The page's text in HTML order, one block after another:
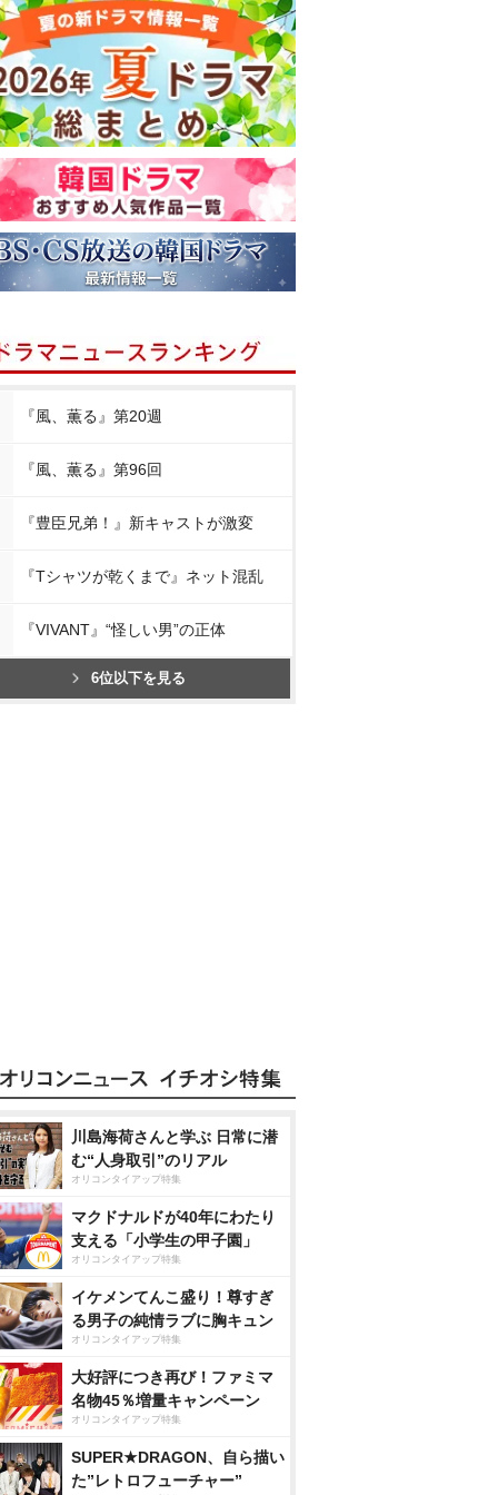
『風、薫る』第20週
『風、薫る』第96回
『豊臣兄弟！』新キャストが激変
『Tシャツが乾くまで』ネット混乱
『VIVANT』“怪しい男”の正体
6位以下を見る
川島海荷さんと学ぶ 日常に潜
む“人身取引”のリアル
オリコンタイアップ特集
マクドナルドが40年にわたり
支える「小学生の甲子園」
オリコンタイアップ特集
イケメンてんこ盛り！尊すぎ
る男子の純情ラブに胸キュン
オリコンタイアップ特集
大好評につき再び！ファミマ
名物45％増量キャンペーン
オリコンタイアップ特集
SUPER★DRAGON、自ら描い
た”レトロフューチャー”